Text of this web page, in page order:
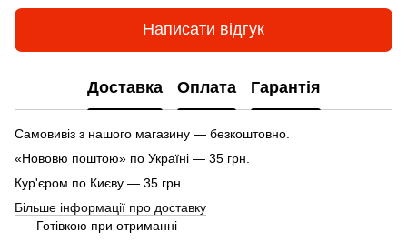
Написати відгук
Доставка Оплата Гарантія
Самовивіз з нашого магазину — безкоштовно.
«Нововю поштою» по Україні — 35 грн.
Кур'єром по Києву — 35 грн.
Більше інформації про доставку
Готівкою при отриманні